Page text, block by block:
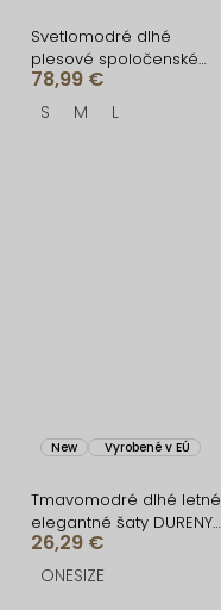
Svetlomodré dlhé
plesové spoločenské
šaty CELLINES
78,99 €
S M L
New Vyrobené v EÚ
Tmavomodré dlhé letné
elegantné šaty DURENY
na ramienka
26,29 €
ONESIZE